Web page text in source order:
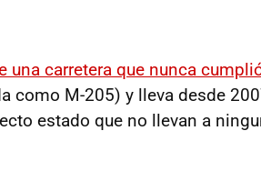
una carretera que nunca
como M-205) y lleva desde
estado que no llevan a